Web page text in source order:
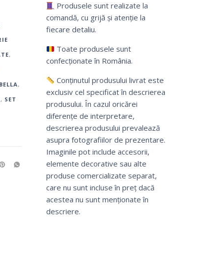
,
,
, SET
Produsele sunt realizate la
comandă, cu grijă și atenție la
fiecare detaliu.
Toate produsele sunt
confecționate în România.
Conținutul produsului livrat este
exclusiv cel specificat în descrierea
produsului. În cazul oricărei
diferențe de interpretare,
descrierea produsului prevalează
asupra fotografiilor de prezentare.
Imaginile pot include accesorii,
elemente decorative sau alte
produse comercializate separat,
care nu sunt incluse în preț dacă
acestea nu sunt menționate în
descriere.